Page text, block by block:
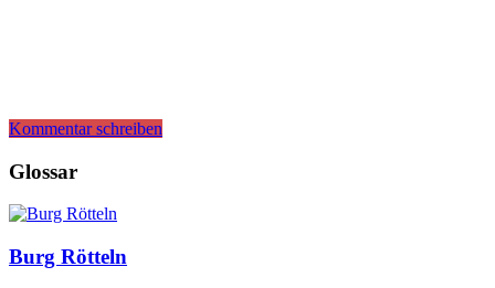
Kommentar schreiben
Glossar
Burg Rötteln